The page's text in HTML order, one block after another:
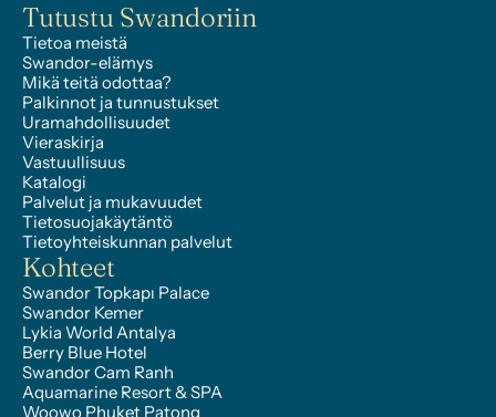
Tutustu Swandoriin
Tietoa meistä
Swandor-elämys
Mikä teitä odottaa?
Palkinnot ja tunnustukset
Uramahdollisuudet
Vieraskirja
Vastuullisuus
Katalogi
Palvelut ja mukavuudet
Tietosuojakäytäntö
Tietoyhteiskunnan palvelut
Kohteet
Swandor Topkapı Palace
Swandor Kemer
Lykia World Antalya
Berry Blue Hotel
Swandor Cam Ranh
Aquamarine Resort & SPA
Woowo Phuket Patong